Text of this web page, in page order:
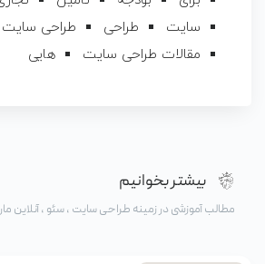
سایت
طراحی
طراحی سایت
مقالات طراحی سایت
هایی
بیشتر بخوانیم
مطالب آموزشی در زمینه طراحی سایت ، سئو ، آنلاین